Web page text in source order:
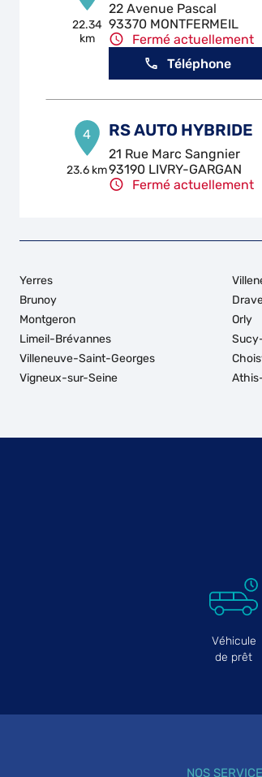
22.34
km
22 Avenue Pascal
93370 MONTFERMEIL
Fermé actuellement
Téléphone
4
23.6 km
RS AUTO HYBRIDE
21 Rue Marc Sangnier
93190 LIVRY-GARGAN
Fermé actuellement
25.08
CARROSSERIE
38-40 Rue Maxime Gorki
93150 LE BLANC MESNIL
Yerres
Brunoy
Montgeron
Limeil-Brévannes
Villeneuve-Saint-Georges
Vigneux-sur-Seine
Orly
Véhicule
de prêt
NOS